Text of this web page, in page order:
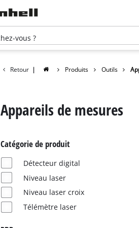
Retour | Produits Outils
Appareils de mesures
Catégorie de produit
Détecteur digital
Niveau laser
Niveau laser croix
Télémètre laser